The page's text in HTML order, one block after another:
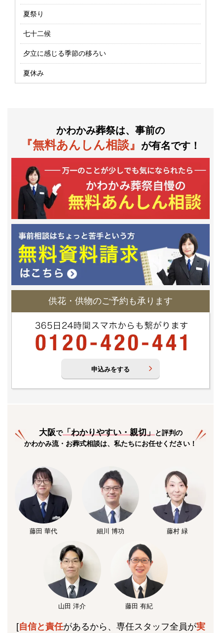
夏祭り
七十二候
夕立に感じる季節の移ろい
夏休み
かわかみ葬祭は、事前の
『無料あんしん相談』 が有名です！
供花・供物のご予約も承ります
申込みをする
大阪で「わかりやすい・親切」と評判の
かわかみ流・お葬式相談は、私たちにお任せください！
藤田 華代 細川 博功 藤村 緑
山田 洋介 藤田 有紀
[自信と責任があるから、専任スタッフ全員が実